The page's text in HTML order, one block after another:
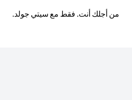
من أجلك أنت. فقط مع سيتي جولد.